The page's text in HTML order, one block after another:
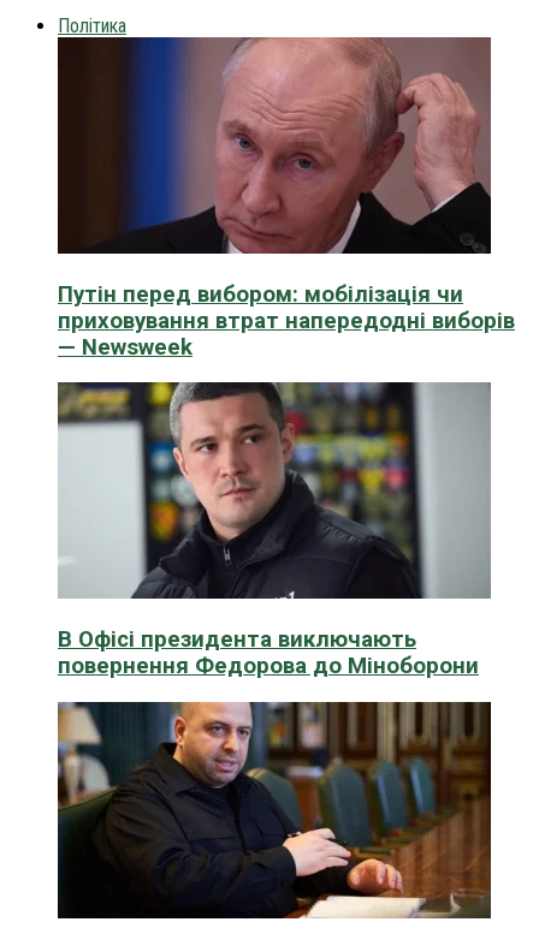
Політика
Путін перед вибором: мобілізація чи
приховування втрат напередодні виборів
— Newsweek
В Офісі президента виключають
повернення Федорова до Міноборони